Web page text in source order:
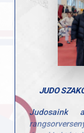
U18 (Ifi)
Takács
Toth
Gábor
Szívből
felkészítő
JUDO
Judosaink